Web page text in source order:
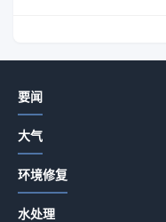
要闻
大气
环境修复
水处理